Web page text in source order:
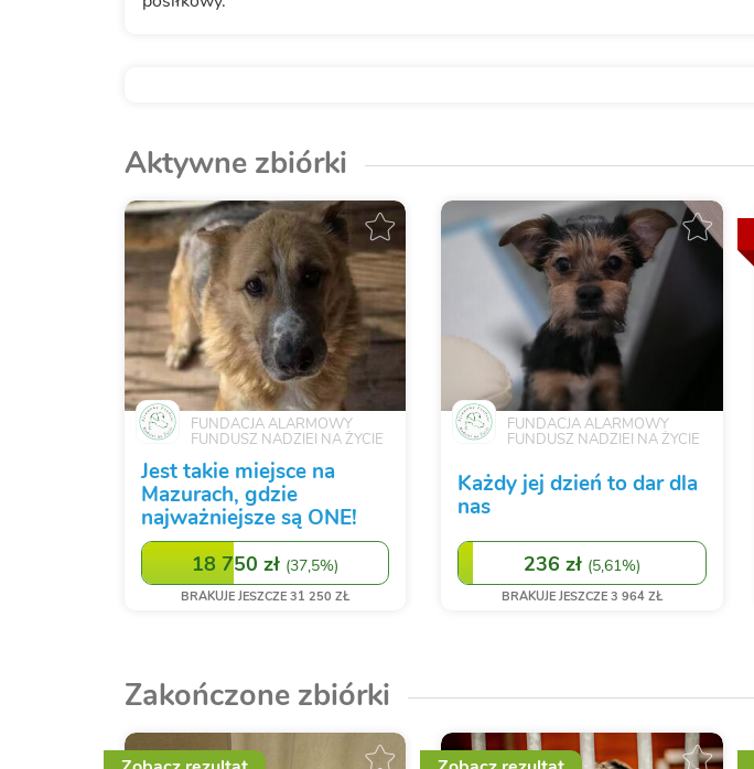
Aktywne zbiórki
FUNDACJA ALARMOWY
FUNDUSZ NADZIEI NA ŻYCIE
Jest takie miejsce na
Mazurach, gdzie
najważniejsze są ONE!
18 750 zł (37,5%)
BRAKUJE JESZCZE 31 250 ZŁ
FUNDACJA ALARMOWY
FUNDUSZ NADZIEI NA ŻYCIE
Każdy jej dzień to dar dla
nas
236 zł (5,61%)
BRAKUJE JESZCZE 3 964 ZŁ
Zakończone zbiórki